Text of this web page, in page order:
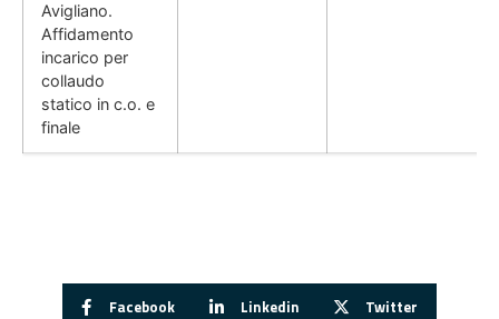
Avigliano.
Affidamento
incarico per
collaudo
statico in c.o. e
finale
Facebook Linkedin Twitter